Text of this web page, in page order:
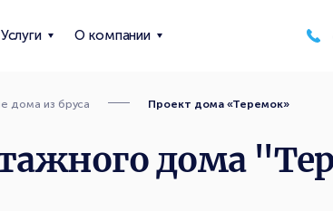
Услуги О компании
дома из бруса Проект дома «Теремок»
дома